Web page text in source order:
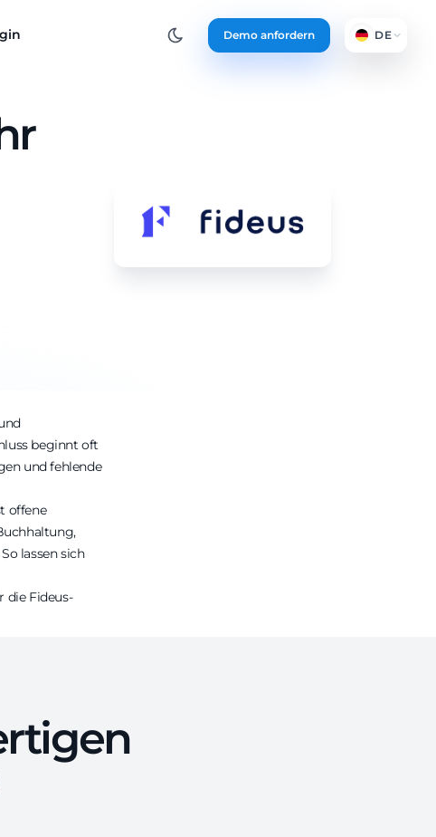
Demo anfordern DE
beginnt oft
und fehlende
offene
lassen sich
die Fideus-